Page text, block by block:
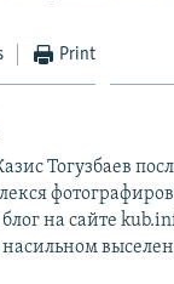
Print
Тогузбаев
на сайте
насильном